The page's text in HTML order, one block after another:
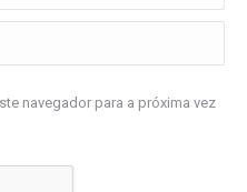
navegador para a próxima vez